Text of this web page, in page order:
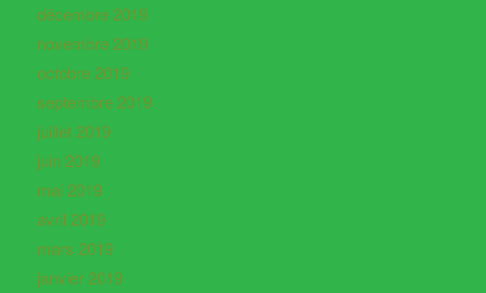
décembre 2019
novembre 2019
octobre 2019
septembre 2019
juillet 2019
juin 2019
mai 2019
avril 2019
mars 2019
janvier 2019